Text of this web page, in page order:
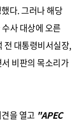
다. 그러나 해당
사 대상에 오른
전 대통령비서실장,
비판의 목소리가
을 열고 "APEC